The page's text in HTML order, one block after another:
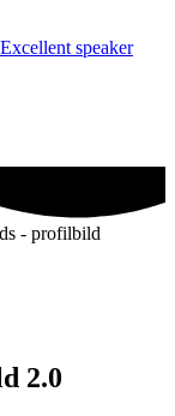
Excellent speaker
2.0